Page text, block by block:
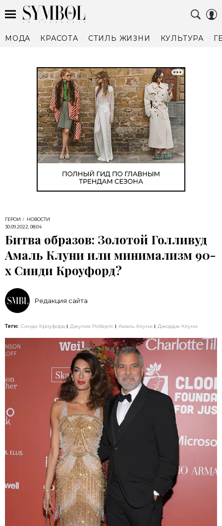
МОДА КРАСОТА СТИЛЬ ЖИЗНИ КУЛЬТУРА
ГЕРОИ
НОВОСТИ
30.09.2022, 08:04
Битва образов: Золотой Голливуд
Амаль Клуни или минимализм 90-
х Синди Кроуфорд?
Редакция сайта
Теги: Синди Кроуфорд Джулия Робертс Амаль Клуни Джордж Клуни